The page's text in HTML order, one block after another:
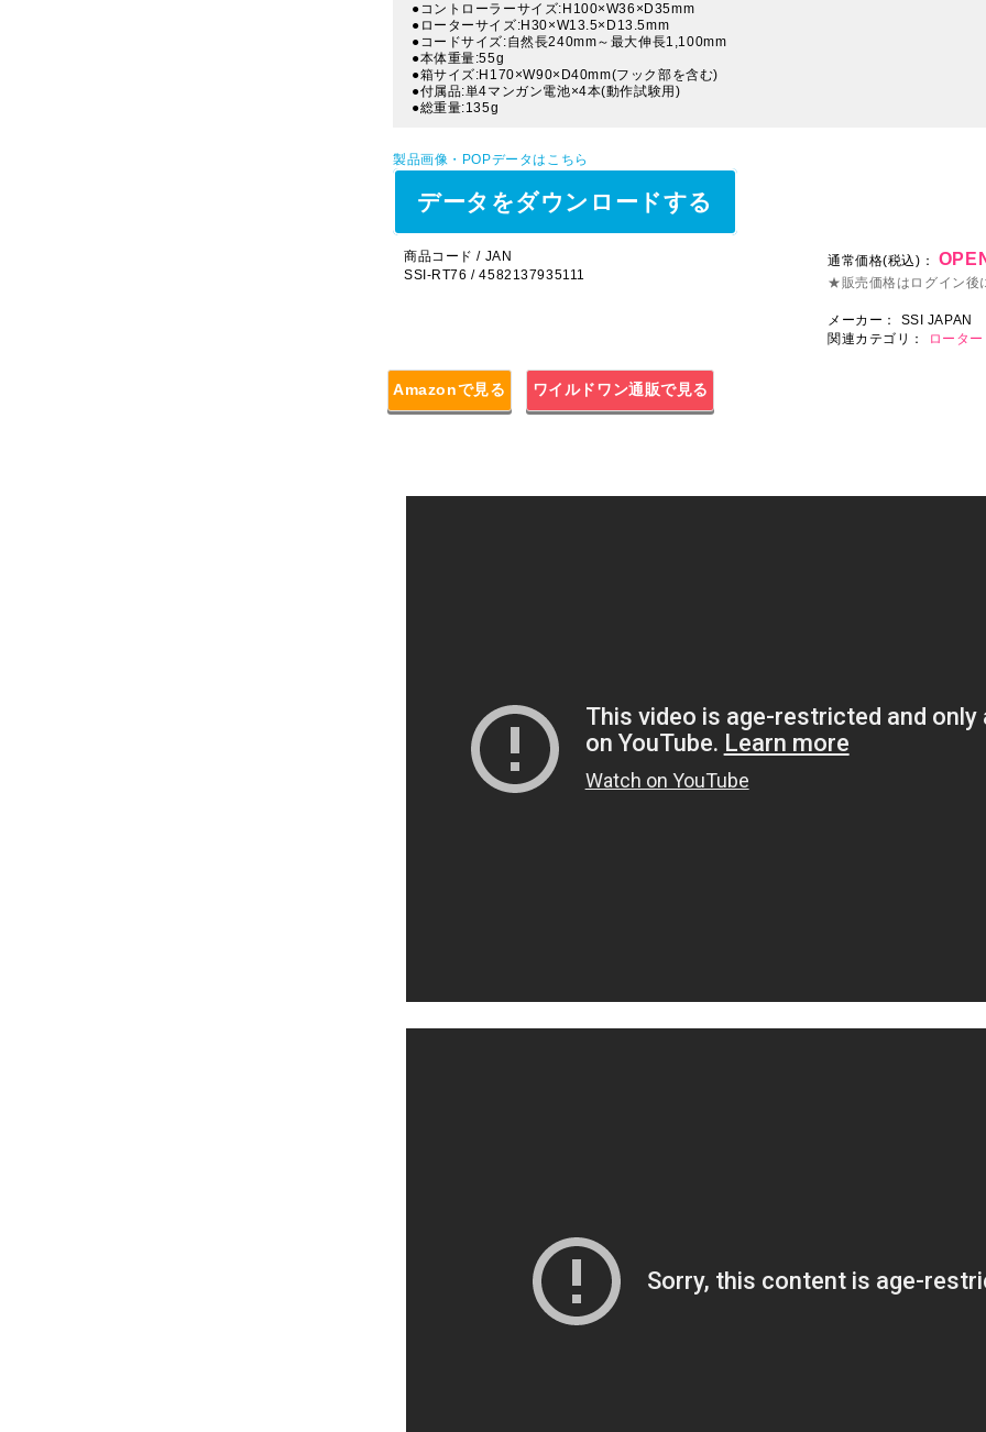
●コントローラーサイズ:H100×W36×D35mm
●ローターサイズ:H30×W13.5×D13.5mm
●コードサイズ:自然長240mm～最大伸長1,100mm
●本体重量:55g
●箱サイズ:H170×W90×D40mm(フック部を含む)
●付属品:単4マンガン電池×4本(動作試験用)
●総重量:135g
製品画像・POPデータはこちら
データをダウンロードする
商品コード / JAN
SSI-RT76 / 4582137935111
通常価格(税込)：
★販売価格はログイン後
メーカー：
SSI JAPAN
関連カテゴリ：
ローター
Amazonで見る ワイルドワン通販で見る